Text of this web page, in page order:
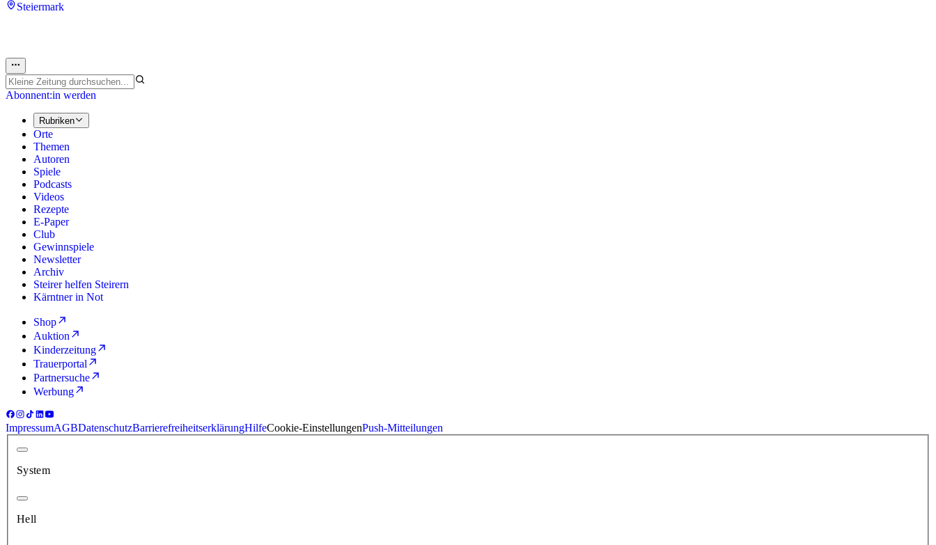
Steiermark
Abonnent:in werden
Rubriken
Orte
Themen
Autoren
Spiele
Podcasts
Videos
Rezepte
E-Paper
Club
Gewinnspiele
Newsletter
Archiv
Steirer helfen Steirern
Kärntner in Not
Shop
Auktion
Kinderzeitung
Trauerportal
Partnersuche
Werbung
ImpressumAGBDatenschutzBarrierefreiheitserklärungHilfeCookie-EinstellungenPush-Mitteilungen
System
Hell